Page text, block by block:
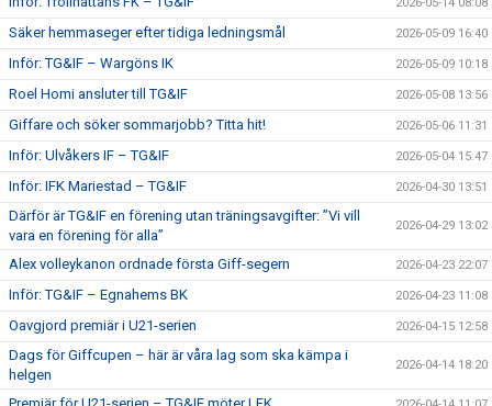
Säker hemmaseger efter tidiga ledningsmål 2026-05-09 16:40
Inför: TG&IF – Wargöns IK 2026-05-09 10:18
Roel Homi ansluter till TG&IF 2026-05-08 13:56
Giffare och söker sommarjobb? Titta hit! 2026-05-06 11:31
Inför: Ulvåkers IF – TG&IF 2026-05-04 15:47
Inför: IFK Mariestad – TG&IF 2026-04-30 13:51
Därför är TG&IF en förening utan träningsavgifter: ”Vi vill
vara en förening för alla”
2026-04-29 13:02
Alex volleykanon ordnade första Giff-segern 2026-04-23 22:07
Inför: TG&IF – Egnahems BK 2026-04-23 11:08
Oavgjord premiär i U21-serien 2026-04-15 12:58
Dags för Giffcupen – här är våra lag som ska kämpa i
helgen
2026-04-14 18:20